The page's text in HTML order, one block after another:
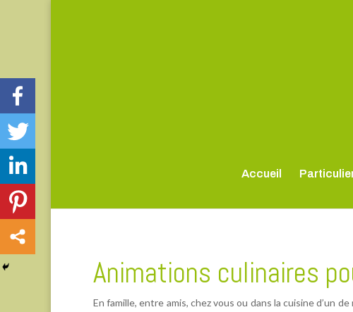
Accueil
Animations culinaires
En famille, entre amis, chez vous ou dans la cuisine d’un